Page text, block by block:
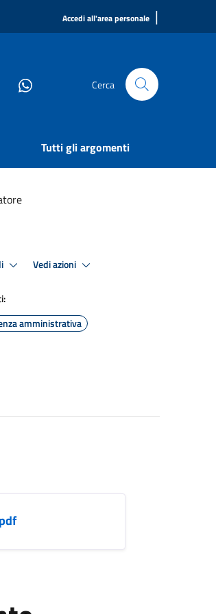
Accedi all'area personale |
Cerca
Tutti gli argomenti
Vedi azioni
amministrativa